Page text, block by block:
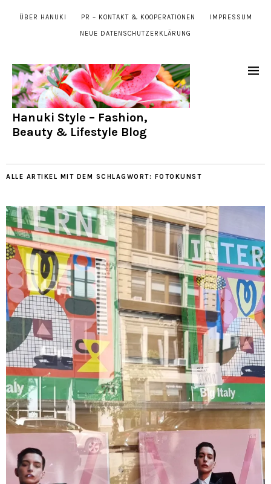
ÜBER HANUKI PR – KONTAKT & KOOPERATIONEN IMPRESSUM
NEUE DATENSCHUTZERKLÄRUNG
Hanuki Style – Fashion,
Beauty & Lifestyle Blog
ALLE ARTIKEL MIT DEM SCHLAGWORT: FOTOKUNST